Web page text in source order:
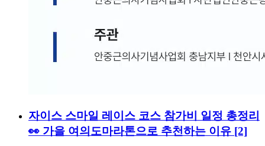
자이스 스마일 레이스 코스 참가비 일정 총정리
👀 가을 여의도마라톤으로 추천하는 이유 [2]